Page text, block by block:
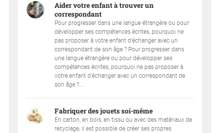
Aider votre enfant à trouver un
correspondant
Pour progresser dans une langue étrangère ou pour
développer ses compétences écrites, pourquoi ne
pas proposer à votre enfant d'échanger avec un
correspondant de son âge ? Pour progresser dans
une langue étrangère ou pour développer ses
compétences écrites, pourquoi ne pas proposer à
votre enfant d'échanger avec un correspondant de
son âge ?...
Fabriquer des jouets soi-même
En carton, en bois, en tissu ou avec des matériaux de
recyclage, il est possible de créer ses propres